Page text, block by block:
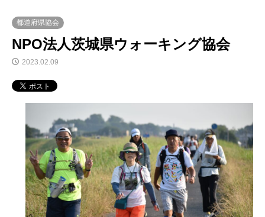
都道府県協会
NPO法人茨城県ウォーキング協会
2023.02.09